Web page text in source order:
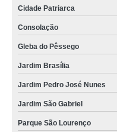
Cidade Patriarca
Consolação
Gleba do Pêssego
Jardim Brasília
Jardim Pedro José Nunes
Jardim São Gabriel
Parque São Lourenço